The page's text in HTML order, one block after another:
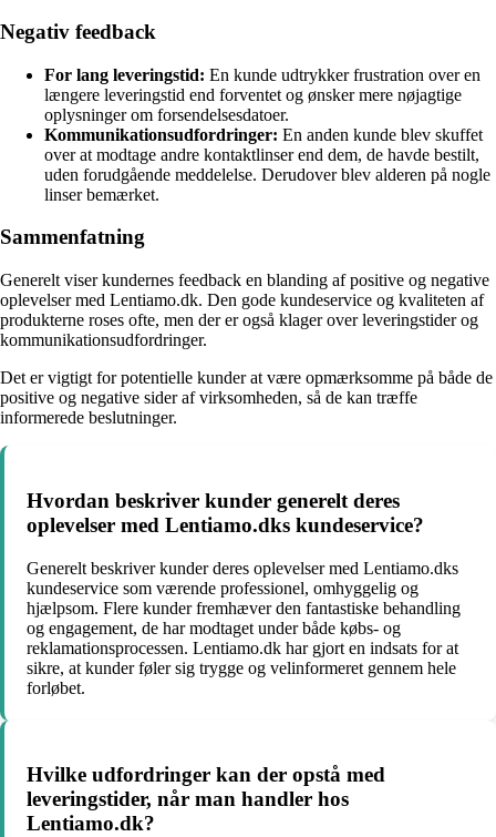
Negativ feedback
For lang leveringstid: En kunde udtrykker frustration over en
længere leveringstid end forventet og ønsker mere nøjagtige
oplysninger om forsendelsesdatoer.
Kommunikationsudfordringer: En anden kunde blev skuffet
over at modtage andre kontaktlinser end dem, de havde bestilt,
uden forudgående meddelelse. Derudover blev alderen på nogle
linser bemærket.
Sammenfatning
Generelt viser kundernes feedback en blanding af positive og negative
oplevelser med Lentiamo.dk. Den gode kundeservice og kvaliteten af
produkterne roses ofte, men der er også klager over leveringstider og
kommunikationsudfordringer.
Det er vigtigt for potentielle kunder at være opmærksomme på både de
positive og negative sider af virksomheden, så de kan træffe
informerede beslutninger.
Hvordan beskriver kunder generelt deres
oplevelser med Lentiamo.dks kundeservice?
Generelt beskriver kunder deres oplevelser med Lentiamo.dks
kundeservice som værende professionel, omhyggelig og
hjælpsom. Flere kunder fremhæver den fantastiske behandling
og engagement, de har modtaget under både købs- og
reklamationsprocessen. Lentiamo.dk har gjort en indsats for at
sikre, at kunder føler sig trygge og velinformeret gennem hele
forløbet.
Hvilke udfordringer kan der opstå med
leveringstider, når man handler hos
Lentiamo.dk?